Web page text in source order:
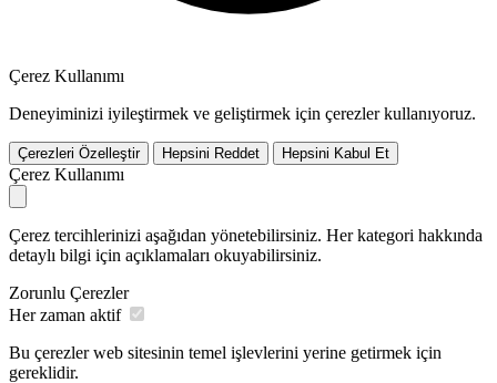
Çerez Kullanımı
Deneyiminizi iyileştirmek ve geliştirmek için çerezler kullanıyoruz.
Çerezleri Özelleştir Hepsini Reddet Hepsini Kabul Et
Çerez Kullanımı
Çerez tercihlerinizi aşağıdan yönetebilirsiniz. Her kategori hakkında
detaylı bilgi için açıklamaları okuyabilirsiniz.
Zorunlu Çerezler
Her zaman aktif
Bu çerezler web sitesinin temel işlevlerini yerine getirmek için
gereklidir.